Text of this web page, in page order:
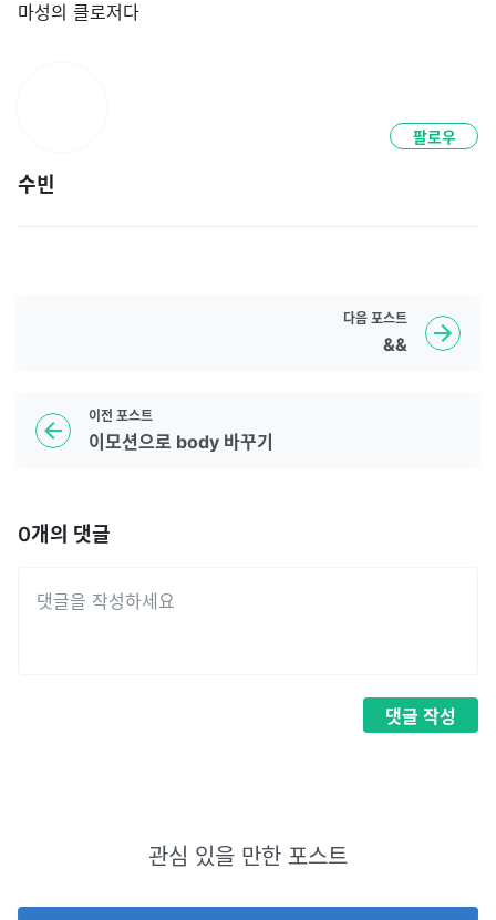
마성의 클로저다
수빈
팔로우
이전 포스트
이모션으로 body 바꾸기
다음 포스트
&&
0개의 댓글
댓글 작성
관심 있을 만한 포스트